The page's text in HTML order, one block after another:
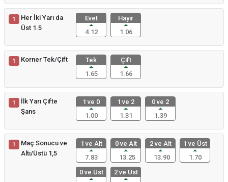
1
Her İki Yarı da
Üst 1.5
Evet
4.12
Hayır
1.06
1 Korner Tek/Çift
Tek
1.65
Çift
1.66
1
İlk Yarı Çifte
Şans
1 ve 0
1.00
1 ve 2
1.31
0 ve 2
1.39
1
Maç Sonucu ve
Altı/Üstü 1,5
1 ve Alt
7.83
0 ve Alt
13.25
2 ve Alt
13.90
1 ve Üst
1.70
0 ve Üst
2 ve Üst